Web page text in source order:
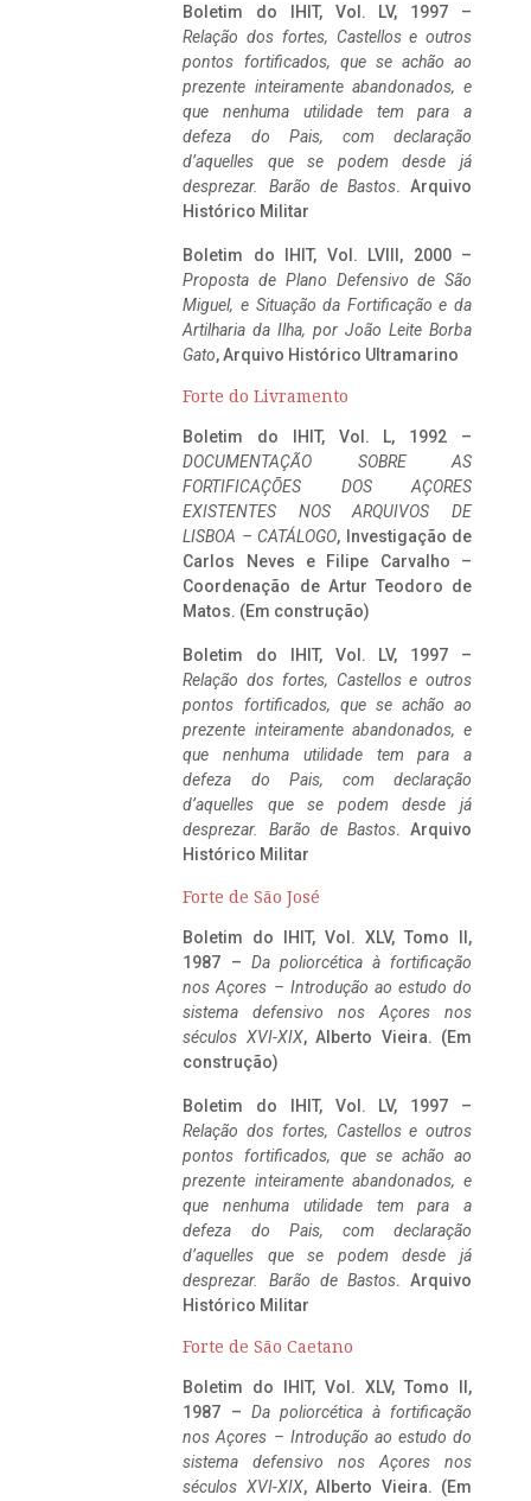
Boletim do IHIT, Vol. LV, 1997 –
Relação dos fortes, Castellos e outros
pontos fortificados, que se achão ao
prezente inteiramente abandonados, e
que nenhuma utilidade tem para a
defeza do Pais, com declaração
d’aquelles que se podem desde já
desprezar. Barão de Bastos. Arquivo
Histórico Militar
Boletim do IHIT, Vol. LVIII, 2000 –
Proposta de Plano Defensivo de São
Miguel, e Situação da Fortificação e da
Artilharia da Ilha, por João Leite Borba
Gato, Arquivo Histórico Ultramarino
Forte do Livramento
Boletim do IHIT, Vol. L, 1992 –
DOCUMENTAÇÃO SOBRE AS
FORTIFICAÇÕES DOS AÇORES
EXISTENTES NOS ARQUIVOS DE
LISBOA – CATÁLOGO, Investigação de
Carlos Neves e Filipe Carvalho –
Coordenação de Artur Teodoro de
Matos. (Em construção)
Boletim do IHIT, Vol. LV, 1997 –
Relação dos fortes, Castellos e outros
pontos fortificados, que se achão ao
prezente inteiramente abandonados, e
que nenhuma utilidade tem para a
defeza do Pais, com declaração
d’aquelles que se podem desde já
desprezar. Barão de Bastos. Arquivo
Histórico Militar
Forte de São José
Boletim do IHIT, Vol. XLV, Tomo II,
1987 – Da poliorcética à fortificação
nos Açores – Introdução ao estudo do
sistema defensivo nos Açores nos
séculos XVI-XIX, Alberto Vieira. (Em
construção)
Boletim do IHIT, Vol. LV, 1997 –
Relação dos fortes, Castellos e outros
pontos fortificados, que se achão ao
prezente inteiramente abandonados, e
que nenhuma utilidade tem para a
defeza do Pais, com declaração
d’aquelles que se podem desde já
desprezar. Barão de Bastos. Arquivo
Histórico Militar
Forte de São Caetano
Boletim do IHIT, Vol. XLV, Tomo II,
1987 – Da poliorcética à fortificação
nos Açores – Introdução ao estudo do
sistema defensivo nos Açores nos
séculos XVI-XIX, Alberto Vieira. (Em